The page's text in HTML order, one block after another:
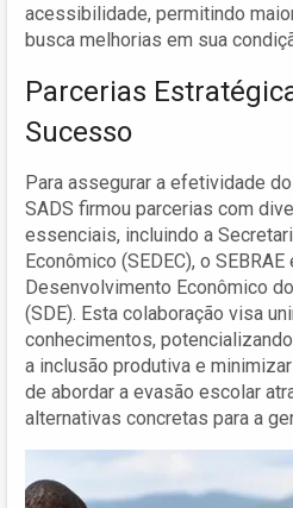
acessibilidade, permitindo
busca melhorias em sua
Parcerias
Sucesso
Para assegurar a efetividade
SADS firmou parcerias com
essenciais, incluindo a
Econômico (SEDEC), o
Desenvolvimento Econômico
(SDE). Esta colaboração visa
conhecimentos,
a inclusão produtiva e
de abordar a evasão escolar
alternativas concretas para a